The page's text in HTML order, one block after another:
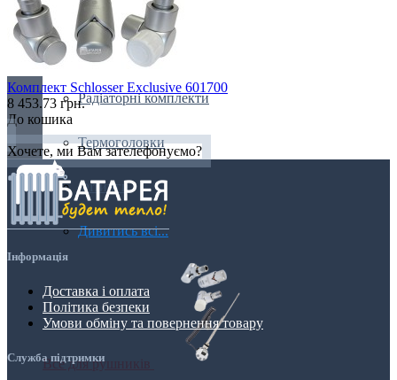
Крани і клапани
Кріплення
Радіаторні комплекти
Термоголовки
Фітинги
Дивитись всі...
Все для рушників
Комплект Schlosser Exclusive 601700
8 453.73 грн.
До кошика
Хочете, ми Вам зателефонуємо?
Інформація
Доставка і оплата
Політика безпеки
Умови обміну та повернення товару
Служба підтримки